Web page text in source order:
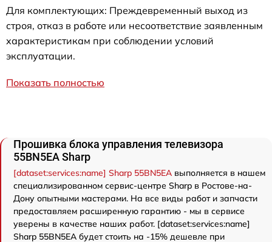
Для комплектующих: Преждевременный выход из
строя, отказ в работе или несоответствие заявленным
характеристикам при соблюдении условий
эксплуатации.
Показать полностью
Прошивка блока управления телевизора
55BN5EA Sharp
[dataset:services:name] Sharp 55BN5EA выполняется в нашем
специализированном сервис-центре Sharp в Ростове-на-
Дону опытными мастерами. На все виды работ и запчасти
предоставляем расширенную гарантию - мы в сервисе
уверены в качестве наших работ. [dataset:services:name]
Sharp 55BN5EA будет стоить на -15% дешевле при